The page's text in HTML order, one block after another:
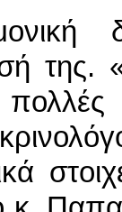
της.